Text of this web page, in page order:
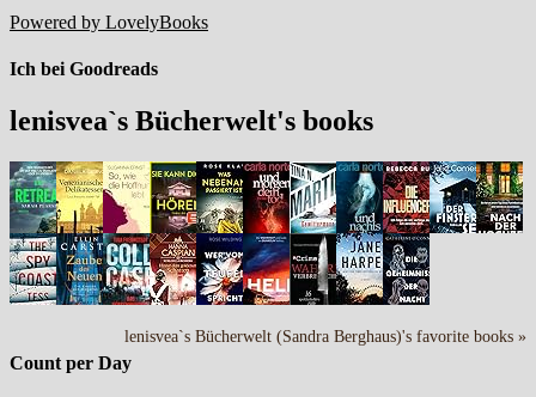
Powered by LovelyBooks
Ich bei Goodreads
lenisvea`s Bücherwelt's books
lenisvea`s Bücherwelt (Sandra Berghaus)'s favorite books »
Count per Day